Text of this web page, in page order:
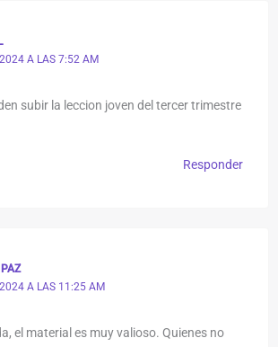
A LAS 7:52 AM
subir la leccion joven del tercer trimestre
Responder
A LAS 11:25 AM
el material es muy valioso. Quienes no